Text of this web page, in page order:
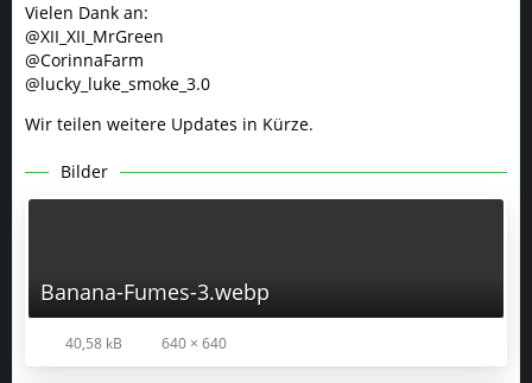
Vielen Dank an:
@XII_XII_MrGreen
@CorinnaFarm
@lucky_luke_smoke_3.0
Wir teilen weitere Updates in Kürze.
Bilder
Banana-Fumes-3.webp
40,58 kB 640 × 640